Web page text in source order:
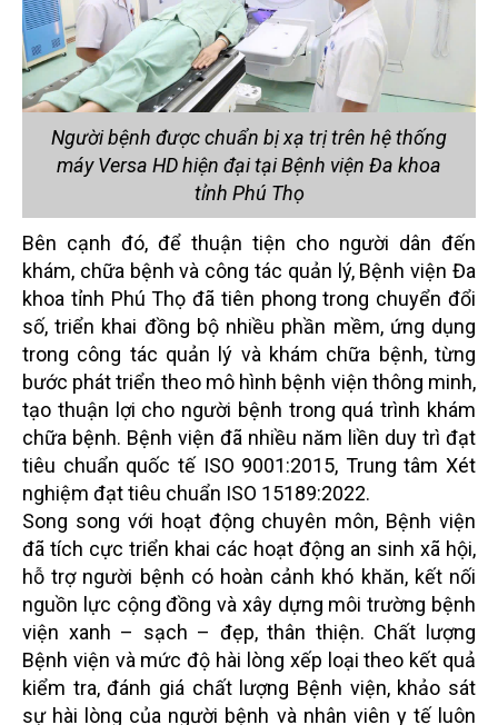
Người bệnh được chuẩn bị xạ trị trên hệ thống
máy Versa HD hiện đại tại Bệnh viện Đa khoa
tỉnh Phú Thọ
Bên cạnh đó, để thuận tiện cho người dân đến
khám, chữa bệnh và công tác quản lý, Bệnh viện Đa
khoa tỉnh Phú Thọ đã tiên phong trong chuyển đổi
số, triển khai đồng bộ nhiều phần mềm, ứng dụng
trong công tác quản lý và khám chữa bệnh, từng
bước phát triển theo mô hình bệnh viện thông minh,
tạo thuận lợi cho người bệnh trong quá trình khám
chữa bệnh. Bệnh viện đã nhiều năm liền duy trì đạt
tiêu chuẩn quốc tế ISO 9001:2015, Trung tâm Xét
nghiệm đạt tiêu chuẩn ISO 15189:2022.
Song song với hoạt động chuyên môn, Bệnh viện
đã tích cực triển khai các hoạt động an sinh xã hội,
hỗ trợ người bệnh có hoàn cảnh khó khăn, kết nối
nguồn lực cộng đồng và xây dựng môi trường bệnh
viện xanh – sạch – đẹp, thân thiện. Chất lượng
Bệnh viện và mức độ hài lòng xếp loại theo kết quả
kiểm tra, đánh giá chất lượng Bệnh viện, khảo sát
sự hài lòng của người bệnh và nhân viên y tế luôn